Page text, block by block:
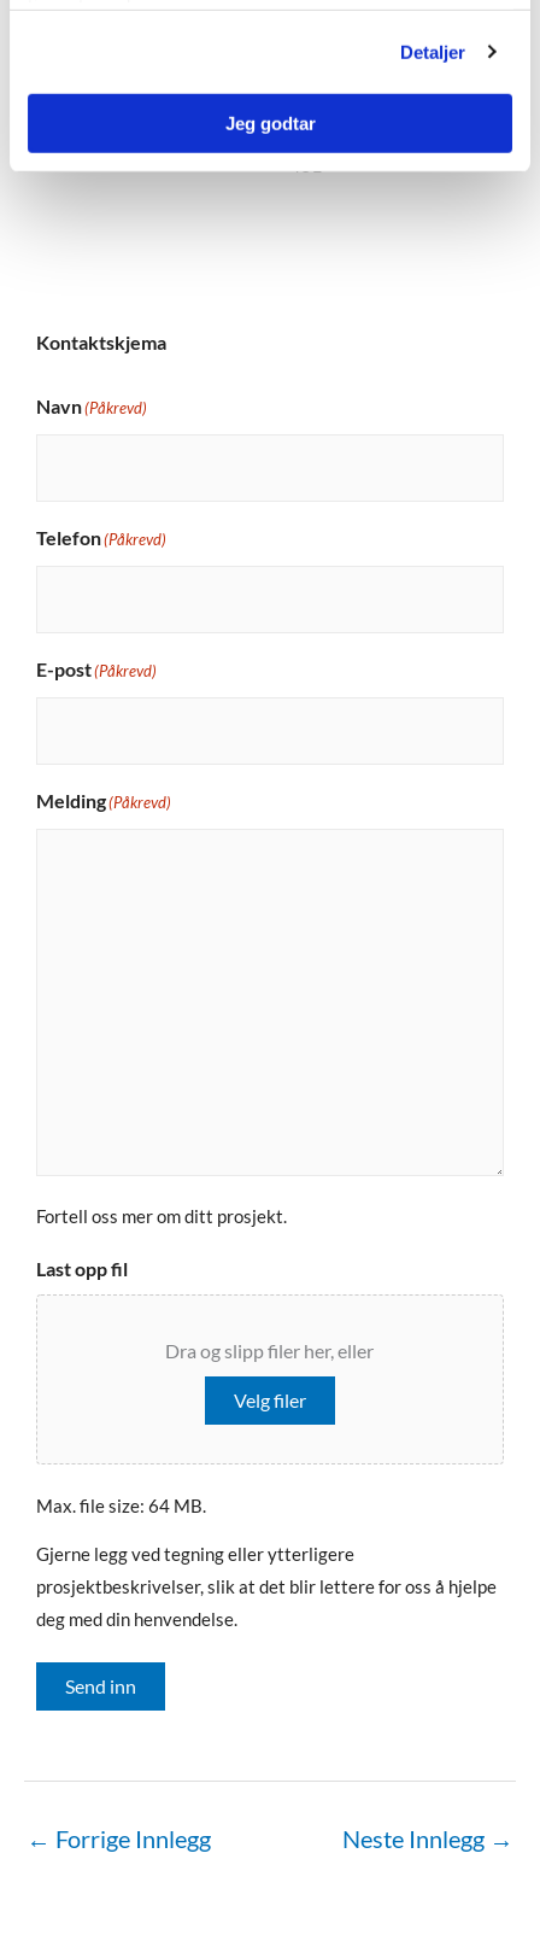
Detaljer
Jeg godtar
Solvor
Kundebehandler
992
03
solvor.sylte@nobi.no
Kontaktskjema
Navn(Påkrevd)
Telefon(Påkrevd)
E-post(Påkrevd)
Melding(Påkrevd)
Fortell oss mer om ditt prosjekt.
Last opp fil
Dra og slipp filer her, eller
Velg filer
Max. file size: 64 MB.
Gjerne legg ved tegning eller ytterligere
prosjektbeskrivelser, slik at det blir lettere for oss å hjelpe
deg med din henvendelse.
Send inn
← Forrige Innlegg Neste Innlegg →